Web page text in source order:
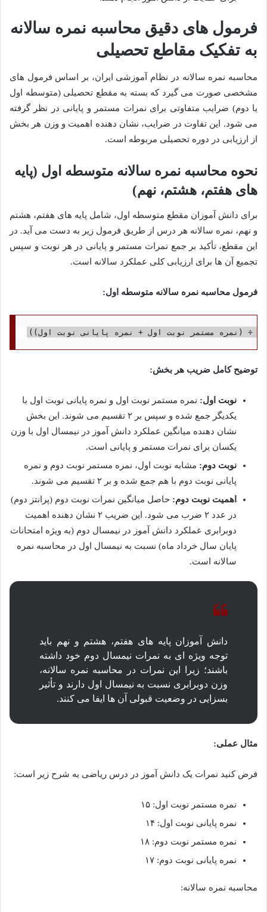
فرمول های دقیق محاسبه نمره سالانه
به تفکیک مقاطع تحصیلی
محاسبه نمره سالانه در نظام آموزشی ایران، بر اساس فرمول های
مشخصی صورت می گیرد که بسته به مقطع تحصیلی (متوسطه اول
یا دوم) ضرایب متفاوتی برای نمرات مستمر و پایانی در نظر گرفته
می شود. این تفاوت در ضرایب، نشان دهنده اهمیت و وزن هر بخش
از ارزیابی در دوره تحصیلی مربوطه است.
نحوه محاسبه نمره سالانه متوسطه اول (پایه
های هفتم، هشتم، نهم)
برای دانش آموزان مقطع متوسطه اول، شامل پایه های هفتم، هشتم
و نهم، نمره سالانه هر درس از طریق فرمول زیر به دست می آید. در
این مقطع، تأکید بر جمع نمرات مستمر و پایانی در هر نوبت و سپس
تجمیع آن ها برای ارزیابی کلی عملکرد سالانه است.
فرمول محاسبه نمره سالانه متوسطه اول:
توضیح کامل ضریب هر بخش:
نوبت اول: نمره مستمر نوبت اول و نمره پایانی نوبت اول با
یکدیگر جمع شده و سپس بر ۲ تقسیم می شوند. این بخش
نشان دهنده میانگین عملکرد دانش آموز در نیمسال اول با وزن
یکسان برای نمرات مستمر و پایانی است.
نوبت دوم: مشابه نوبت اول، نمره مستمر نوبت دوم و نمره
پایانی نوبت دوم با هم جمع شده و بر ۲ تقسیم می شوند.
اهمیت نوبت دوم: حاصل میانگین نمرات نوبت دوم (پرانتز دوم)
در عدد ۲ ضرب می شود. این ضریب ۲ نشان دهنده اهمیت
دوبرابری عملکرد دانش آموز در نیمسال دوم (به ویژه امتحانات
پایان سال خرداد ماه) نسبت به نیمسال اول در محاسبه نمره
سالانه است.
دانش آموزان پایه های هفتم، هشتم و نهم باید
توجه ویژه ای به نمرات نیمسال دوم خود داشته
باشند؛ زیرا این نمرات در محاسبه نمره سالانه،
وزن دوبرابری نسبت به نیمسال اول دارند و تأثیر
بسزایی در وضعیت قبولی آن ها ایفا می کنند.
مثال عملی:
فرض کنید نمرات یک دانش آموز در درس ریاضی به شرح زیر است:
نمره مستمر نوبت اول: ۱۵
نمره پایانی نوبت اول: ۱۴
نمره مستمر نوبت دوم: ۱۸
نمره پایانی نوبت دوم: ۱۷
محاسبه نمره سالانه: